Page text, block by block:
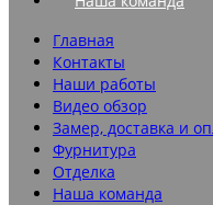
Главная
Контакты
Наши работы
Видео обзор
Замер, доставка и
Фурнитура
Отделка
Наша команда